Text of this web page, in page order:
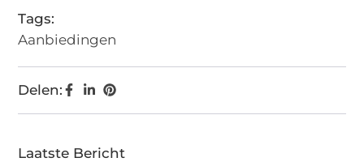
Tags:
Aanbiedingen
Delen:
Laatste Bericht